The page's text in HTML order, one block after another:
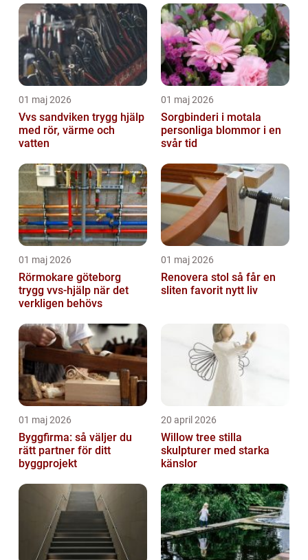
01 maj 2026
Vvs sandviken trygg hjälp
med rör, värme och
vatten
01 maj 2026
Sorgbinderi i motala
personliga blommor i en
svår tid
01 maj 2026
Rörmokare göteborg
trygg vvs-hjälp när det
verkligen behövs
01 maj 2026
Renovera stol så får en
sliten favorit nytt liv
01 maj 2026
Byggfirma: så väljer du
rätt partner för ditt
byggprojekt
20 april 2026
Willow tree stilla
skulpturer med starka
känslor